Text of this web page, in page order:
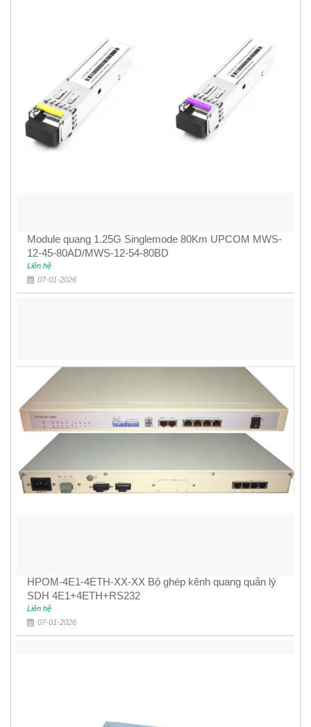
Module quang 1.25G Singlemode 80Km UPCOM MWS-
12-45-80AD/MWS-12-54-80BD
Liên hệ
07-01-2026
HPOM-4E1-4ETH-XX-XX Bộ ghép kênh quang quản lý
SDH 4E1+4ETH+RS232
Liên hệ
07-01-2026